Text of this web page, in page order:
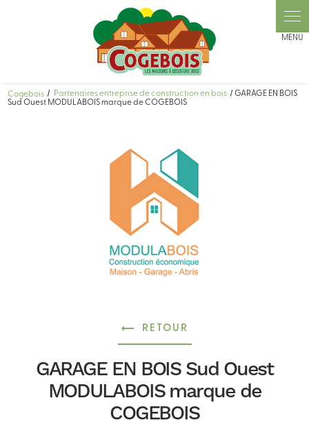
Cogebois Partenaires entreprise de construction en bois
GARAGE EN BOIS
Sud Ouest MODULABOIS marque de COGEBOIS
RETOUR
GARAGE EN BOIS Sud Ouest
MODULABOIS marque de
COGEBOIS
Panneau de gestion des cookies